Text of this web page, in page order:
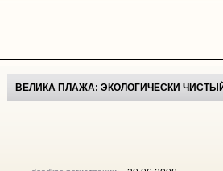
ВЕЛИКА ПЛАЖА: ЭКОЛОГИЧЕСКИ